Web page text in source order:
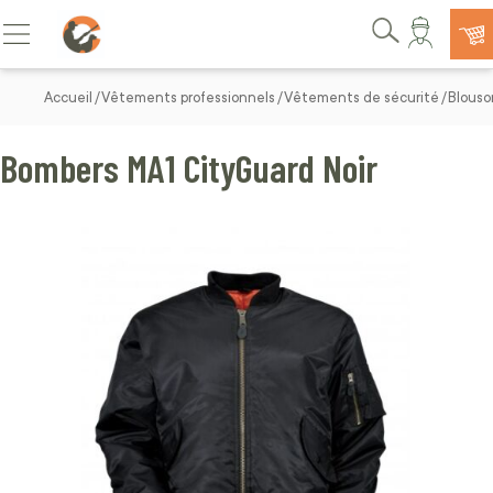
Allez au contenu
Basculer la navigation
Rechercher
Accueil Vêtements professionnels Vêtements de sécurité
Bombers MA1 CityGuard Noir